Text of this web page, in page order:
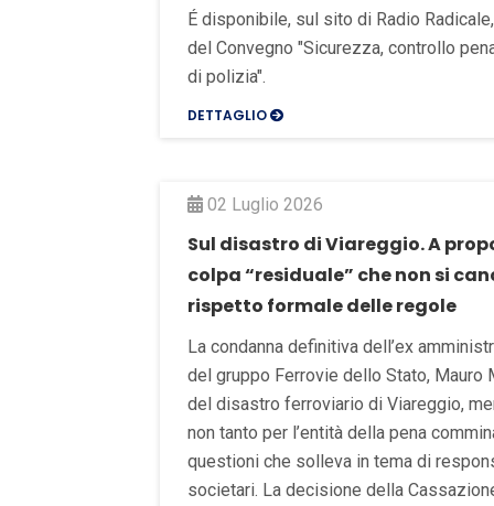
É disponibile, sul sito di Radio
del Convegno "Sicurezza, controllo
di polizia".
DETTAGLIO
02 Luglio 2026
Sul disastro di Viareggio. A
colpa “residuale” che non si
rispetto formale delle regole
La condanna definitiva dell’ex
del gruppo Ferrovie dello Stato, Mauro
del disastro ferroviario di Viareggio,
non tanto per l’entità della pena
questioni che solleva in tema di
societari. La decisione della